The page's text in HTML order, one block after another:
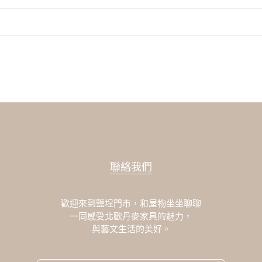
聯絡我們
歡迎來到鹽埕門市，和屋物坐坐聊聊
一同感受北歐丹麥家具的魅力，
與藝文生活的美好。